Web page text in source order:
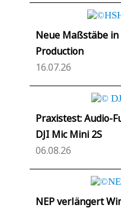
Neue Maßstäbe
Production
16.07.26
Praxistest: Audio-
DJI Mic Mini 2S
06.08.26
NEP verlängert